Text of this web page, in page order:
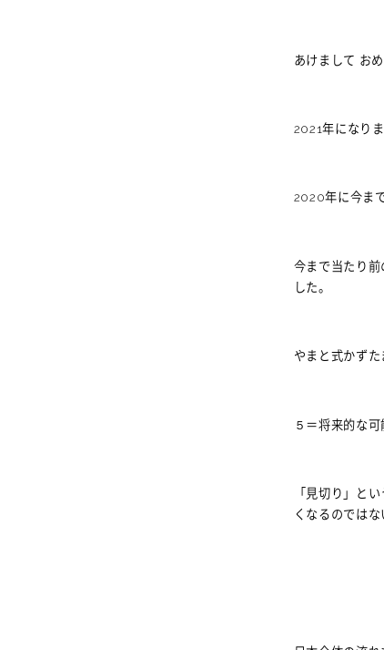
あけまして お
2021年になりま
2020年に今ま
今まで当たり
した。
やまと式かず
５＝将来的な
「見切り」と
くなるのでは